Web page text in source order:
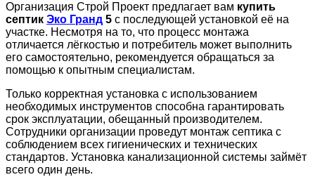
Организация Строй Проект предлагает вам купить
септик Эко Гранд 5 с последующей установкой её на
участке. Несмотря на то, что процесс монтажа
отличается лёгкостью и потребитель может выполнить
его самостоятельно, рекомендуется обращаться за
помощью к опытным специалистам.
Только корректная установка с использованием
необходимых инструментов способна гарантировать
срок эксплуатации, обещанный производителем.
Сотрудники организации проведут монтаж септика с
соблюдением всех гигиенических и технических
стандартов. Установка канализационной системы займёт
всего один день.